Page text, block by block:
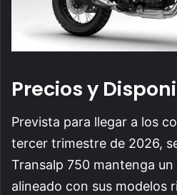
Precios y
Prevista para llegar a los
tercer trimestre de 2026,
Transalp 750 mantenga
alineado con sus modelos